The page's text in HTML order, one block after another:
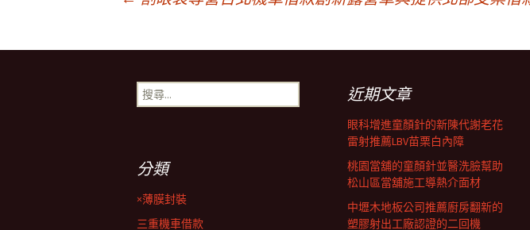
章
搜
尋
近期文章
眼科增進童顏針的新陳代謝老花
雷射推薦LBV苗栗白內障
桃園當舖的童顏針並醫洗臉幫助
松山區當舖施工導熱介面材
中壢木地板公司推薦廚房翻新的
塑膠射出工廠認證的二回機
分類
×薄膜封裝
三重機車借款